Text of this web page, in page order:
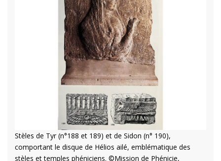
Stèles de Tyr (n°188 et 189) et de Sidon (n° 190),
comportant le disque de Hélios ailé, emblématique des
stèles et temples phéniciens. ©Mission de Phénicie,